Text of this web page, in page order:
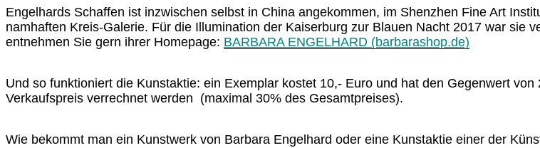
Engelhards Schaffen ist inzwischen selbst in China angekommen, im Shenzhen Fine Art
namhaften Kreis-Galerie. Für die Illumination der Kaiserburg zur Blauen Nacht 2017 war sie
entnehmen Sie gern ihrer Homepage: BARBARA ENGELHARD (barbarashop.de)
Und so funktioniert die Kunstaktie: ein Exemplar kostet 10,- Euro und hat den Gegenwert
Verkaufspreis verrechnet werden (maximal 30% des Gesamtpreises).
Wie bekommt man ein Kunstwerk von Barbara Engelhard oder eine Kunstaktie einer der